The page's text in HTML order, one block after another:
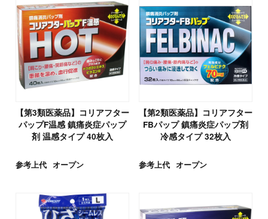
【第3類医薬品】コリアフター
パップF温感 鎮痛炎症パップ
剤 温感タイプ 40枚入
参考上代 オープン
【第2類医薬品】コリアフター
FBパップ 鎮痛炎症パップ剤
冷感タイプ 32枚入
参考上代 オープン